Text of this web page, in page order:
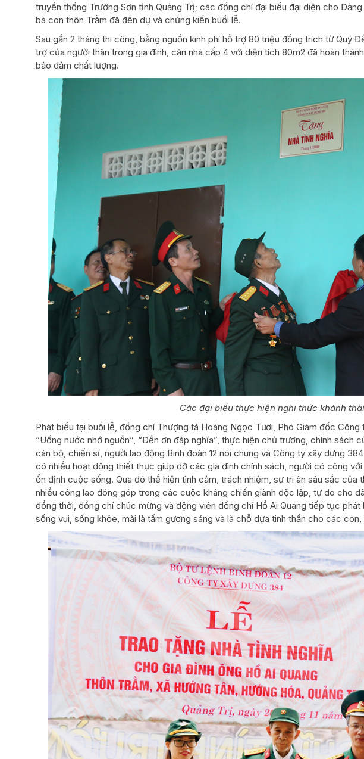
truyền thống Trường Sơn tỉnh Quảng Trị; các đồng chí đại biểu đại diện cho
bà con thôn Trằm đã đến dự và chứng kiến buổi lễ.
Sau gần 2 tháng thi công, bằng nguồn kinh phí hỗ trợ 80 triệu đồng trích từ Quỹ
trợ của người thân trong gia đình, căn nhà cấp 4 với diện tích 80m2 đã hoàn
bảo đảm chất lượng.
Các đại biểu thực hiện nghi thức khánh
Phát biểu tại buổi lễ, đồng chí Thượng tá Hoàng Ngọc Tươi, Phó Giám đốc
“Uống nước nhớ nguồn”, “Đền ơn đáp nghĩa”, thực hiện chủ trương, chính sách
cán bộ, chiến sĩ, người lao động Binh đoàn 12 nói chung và Công ty xây dựng
có nhiều hoạt động thiết thực giúp đỡ các gia đình chính sách, người có công
ổn định cuộc sống. Qua đó thể hiện tình cảm, trách nhiệm, sự tri ân sâu sắc của
nhiều công lao đóng góp trong các cuộc kháng chiến giành độc lập, tự do cho
đồng thời, đồng chí chúc mừng và động viên đồng chí Hồ Ai Quang tiếp tục phát
sống vui, sống khỏe, mãi là tấm gương sáng và là chỗ dựa tinh thần cho các